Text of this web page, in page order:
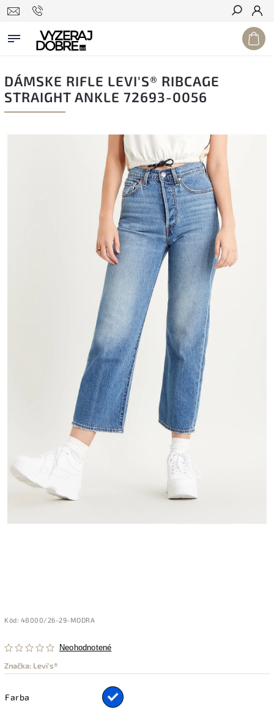
Hľadať
DÁMSKE RIFLE LEVI'S® RIBCAGE
STRAIGHT ANKLE 72693-0056
Kód: 48000/26-29-MODRA
Neohodnotené
Značka: Levi's®
Farba